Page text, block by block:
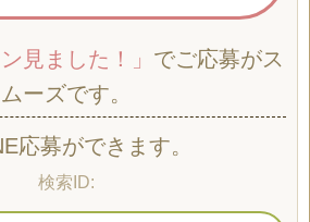
見ました！」 でご応募がス
ムーズです。
応募ができます。